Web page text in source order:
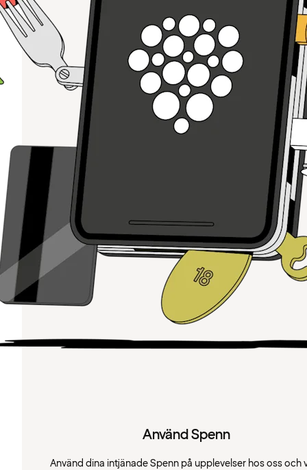
Använd Spenn
Använd dina intjänade Spenn på upplevelser hos oss och